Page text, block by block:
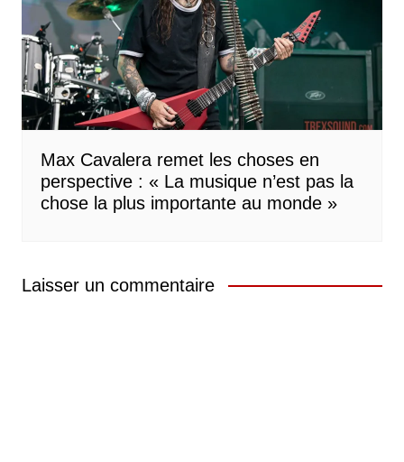
Max Cavalera remet les choses en
perspective : « La musique n’est pas la
chose la plus importante au monde »
Laisser un commentaire